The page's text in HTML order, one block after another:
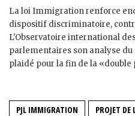
La loi Immigration renforce
dispositif discriminatoire,
L'Observatoire international
parlementaires son analyse du
plaidé pour la fin de la «double
PJL IMMIGRATION PROJET DE